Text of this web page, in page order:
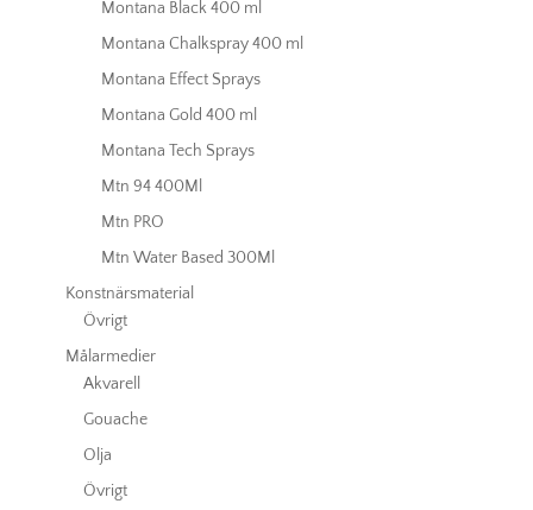
Montana Black 400 ml
Montana Chalkspray 400 ml
Montana Effect Sprays
Montana Gold 400 ml
Montana Tech Sprays
Mtn 94 400Ml
Mtn PRO
Mtn Water Based 300Ml
Konstnärsmaterial
Övrigt
Målarmedier
Akvarell
Gouache
Olja
Övrigt